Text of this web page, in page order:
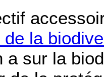
la
a sur la